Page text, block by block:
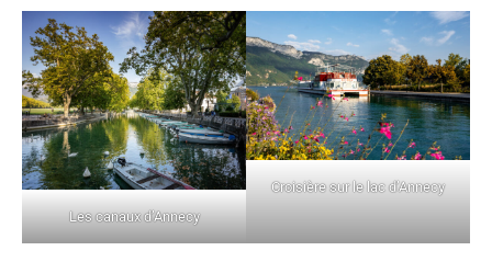
Les canaux d’Annecy
Croisière sur le lac d’Annecy